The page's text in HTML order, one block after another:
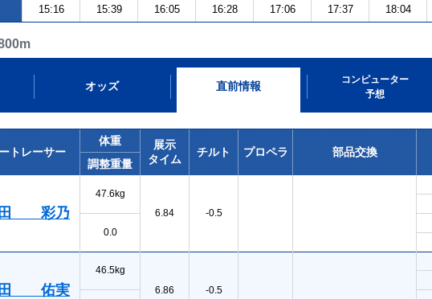
15:16 15:39 16:05 16:28 17:06 17:37 18:04
オッズ 直前情報
コンピューター
予想
トレーサー
体重
展示
タイム
チルト プロペラ 部品交換
調整重量
田 彩乃
47.6kg
6.84
-0.5
0.0
田 佑実
46.5kg
6.86
-0.5